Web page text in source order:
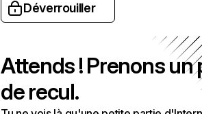
Déverrouiller
Attends ! Prenons un
de recul.